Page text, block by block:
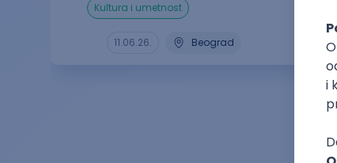
kultura i umetnost
11.06.26. Beograd